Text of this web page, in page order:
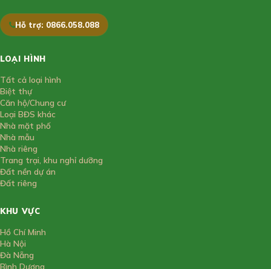
Hỗ trợ: 0866.058.088
LOẠI HÌNH
Tất cả loại hình
Biệt thự
Căn hộ/Chung cư
Loại BĐS khác
Nhà mặt phố
Nhà mẫu
Nhà riêng
Trang trại, khu nghỉ dưỡng
Đất nền dự án
Đất riêng
KHU VỰC
Hồ Chí Minh
Hà Nội
Đà Nẵng
Bình Dương